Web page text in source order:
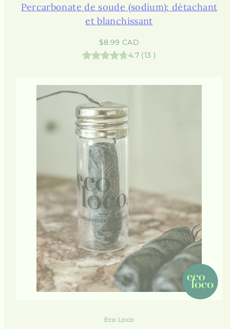
Percarbonate de soude (sodium): détachant
et blanchissant
Prix
habituel
$8.99 CAD
4.7 (13 )
Eco Loco